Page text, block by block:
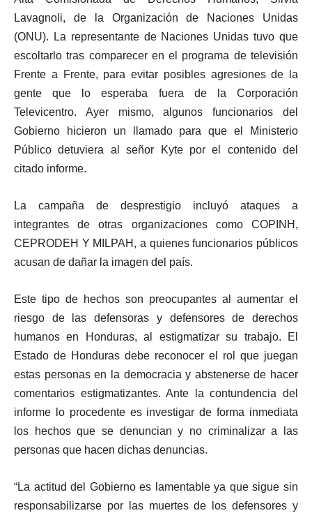
Lavagnoli, de la Organización de Naciones Unidas
(ONU). La representante de Naciones Unidas tuvo que
escoltarlo tras comparecer en el programa de televisión
Frente a Frente, para evitar posibles agresiones de la
gente que lo esperaba fuera de la Corporación
Televicentro. Ayer mismo, algunos funcionarios del
Gobierno hicieron un llamado para que el Ministerio
Público detuviera al señor Kyte por el contenido del
citado informe.
La campaña de desprestigio incluyó ataques a
integrantes de otras organizaciones como COPINH,
CEPRODEH Y MILPAH, a quienes funcionarios públicos
acusan de dañar la imagen del país.
Este tipo de hechos son preocupantes al aumentar el
riesgo de las defensoras y defensores de derechos
humanos en Honduras, al estigmatizar su trabajo. El
Estado de Honduras debe reconocer el rol que juegan
estas personas en la democracia y abstenerse de hacer
comentarios estigmatizantes. Ante la contundencia del
informe lo procedente es investigar de forma inmediata
los hechos que se denuncian y no criminalizar a las
personas que hacen dichas denuncias.
“La actitud del Gobierno es lamentable ya que sigue sin
responsabilizarse por las muertes de los defensores y